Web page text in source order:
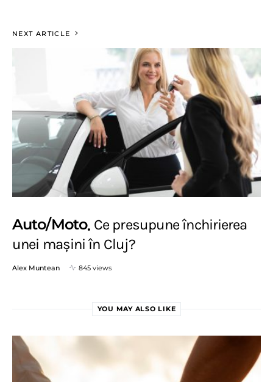
NEXT ARTICLE
Auto/Moto Ce presupune închirierea
unei mașini în Cluj?
Alex Muntean 845 views
YOU MAY ALSO LIKE